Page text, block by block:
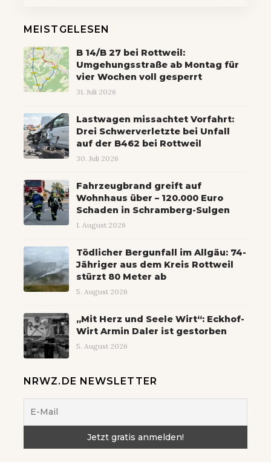
MEISTGELESEN
B 14/B 27 bei Rottweil:
Umgehungsstraße ab Montag für
vier Wochen voll gesperrt
31. Juli 2026
Lastwagen missachtet Vorfahrt:
Drei Schwerverletzte bei Unfall
auf der B462 bei Rottweil
30. Juli 2026
Fahrzeugbrand greift auf
Wohnhaus über – 120.000 Euro
Schaden in Schramberg-Sulgen
1. August 2026
Tödlicher Bergunfall im Allgäu: 74-
Jähriger aus dem Kreis Rottweil
stürzt 80 Meter ab
5. August 2026
„Mit Herz und Seele Wirt“: Eckhof-
Wirt Armin Daler ist gestorben
5. August 2026
NRWZ.DE NEWSLETTER